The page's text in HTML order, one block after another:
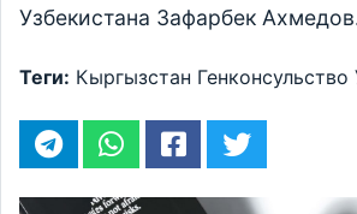
Узбекистана Зафарбек
Теги: Кыргызстан Генконсульство